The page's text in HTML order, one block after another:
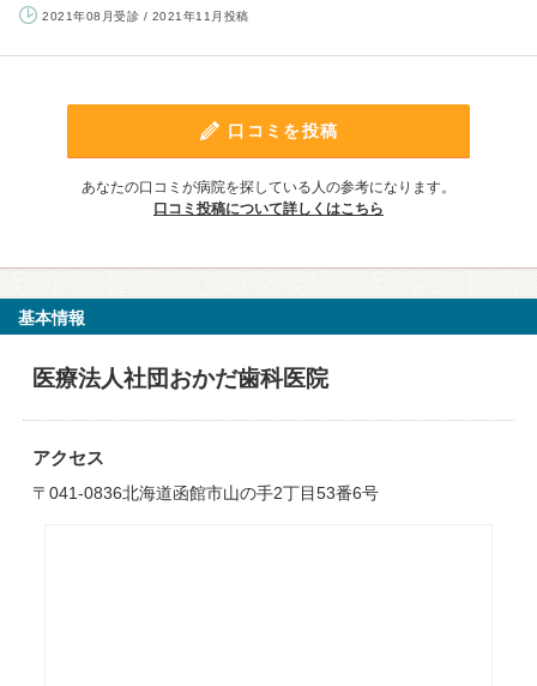
2021年08月受診 / 2021年11月投稿
口コミを投稿
あなたの口コミが病院を探している人の参考になります。
口コミ投稿について詳しくはこちら
基本情報
医療法人社団おかだ歯科医院
アクセス
〒041-0836北海道函館市山の手2丁目53番6号